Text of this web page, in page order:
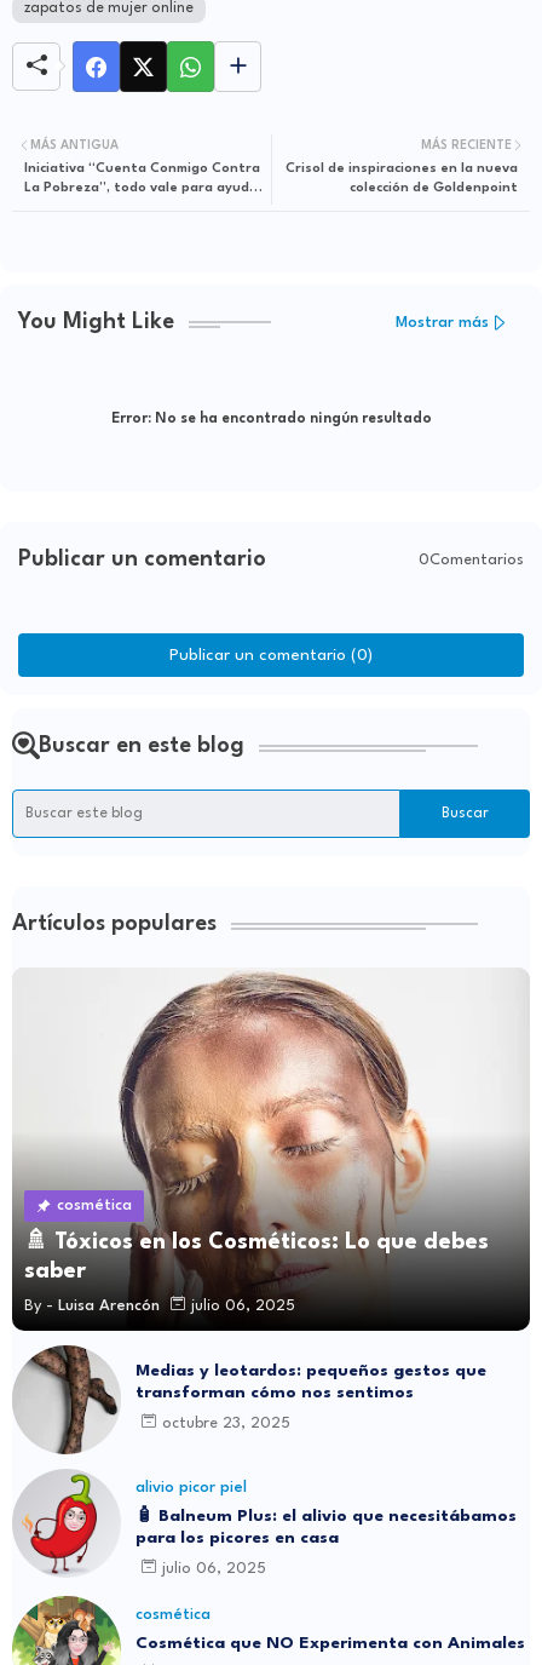
zapatos de mujer online
MÁS RECIENTE
Crisol de inspiraciones en la nueva
colección de Goldenpoint
MÁS ANTIGUA
Iniciativa “Cuenta Conmigo Contra
La Pobreza”, todo vale para ayudar
You Might Like Mostrar más
Error:No se ha encontrado ningún resultado
Publicar un comentario 0Comentarios
Publicar un comentario (0)
Buscar en este blog
Artículos populares
cosmética
🚿 Tóxicos en los Cosméticos: Lo que debes
saber
By - Luisa Arencón julio 06, 2025
Medias y leotardos: pequeños gestos que
transforman cómo nos sentimos
octubre 23, 2025
alivio picor piel
🧴 Balneum Plus: el alivio que necesitábamos
para los picores en casa
julio 06, 2025
cosmética
Cosmética que NO Experimenta con Animales